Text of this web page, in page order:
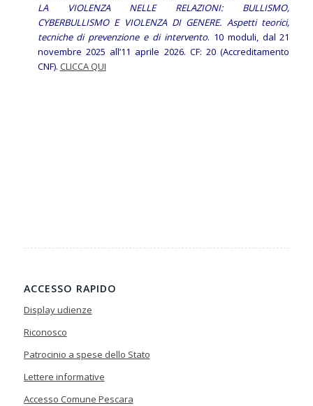
LA VIOLENZA NELLE RELAZIONI: BULLISMO,
CYBERBULLISMO E VIOLENZA DI GENERE. Aspetti teorici,
tecniche di prevenzione e di intervento. 10 moduli, dal 21
novembre 2025 all’11 aprile 2026. CF: 20 (Accreditamento
CNF). CLICCA QUI
ACCESSO RAPIDO
Display udienze
Riconosco
Patrocinio a spese dello Stato
Lettere informative
Accesso Comune Pescara